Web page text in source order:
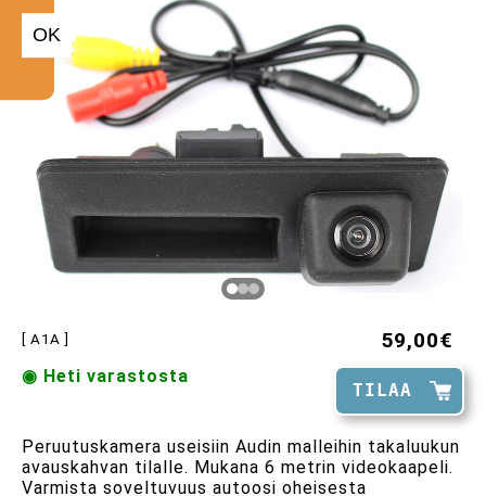
OK
[ A1A ] 59,00€
TILAA
◉ Heti varastosta
Peruutuskamera useisiin Audin malleihin takaluukun
avauskahvan tilalle. Mukana 6 metrin videokaapeli.
Varmista soveltuvuus autoosi oheisesta